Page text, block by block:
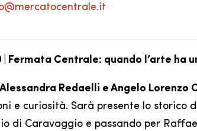
Fermata Centrale: quando l’arte ha
Alessandra Redaelli e Angelo Lorenzo
e curiosità. Sarà presente lo storico
di Caravaggio e passando per